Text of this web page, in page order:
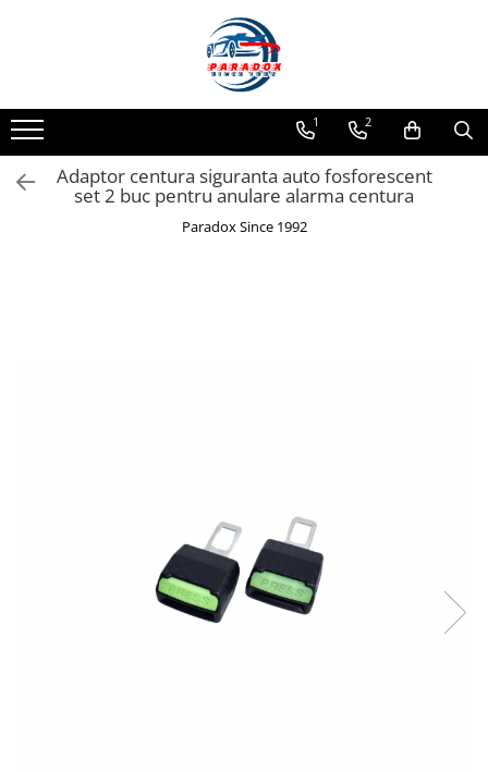
ACCESORII AUTO
Abtibild / Sticker Auto
Baby on Board
Diverse modele
Brelocuri Auto Metalice Chei
1 2
Adaptor centura siguranta auto fosforescent
set 2 buc pentru anulare alarma centura
Paradox Since 1992